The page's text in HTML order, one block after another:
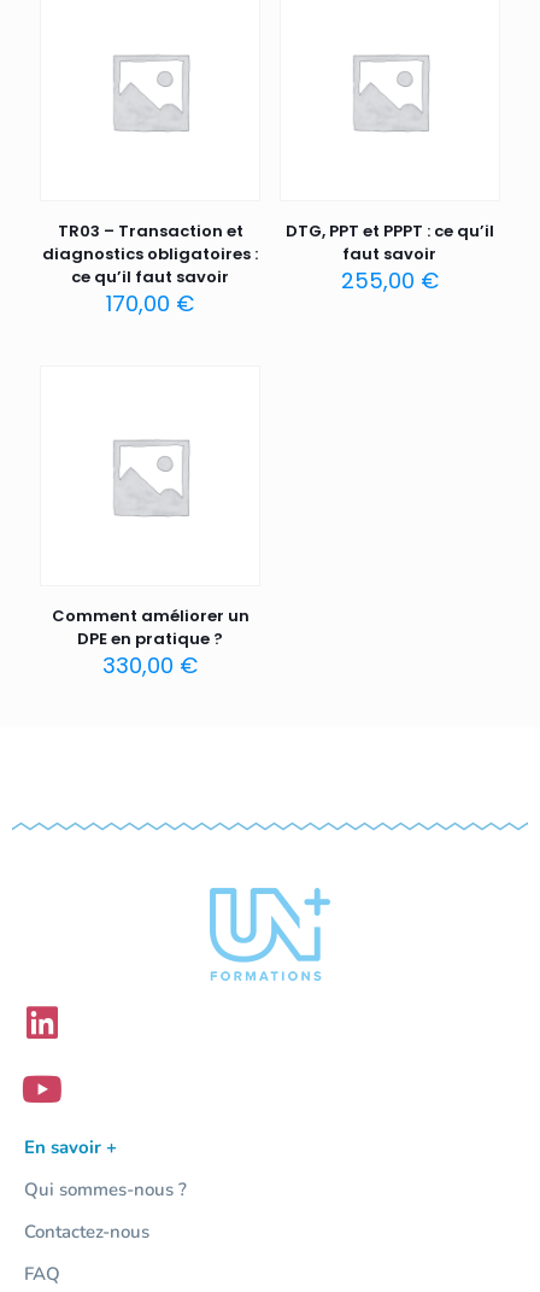
TR03 – Transaction et
diagnostics obligatoires :
ce qu’il faut savoir
170,00 €
DTG, PPT et PPPT : ce qu’il
faut savoir
255,00 €
Comment améliorer un
DPE en pratique ?
330,00 €
En savoir +
Qui sommes-nous ?
Contactez-nous
FAQ